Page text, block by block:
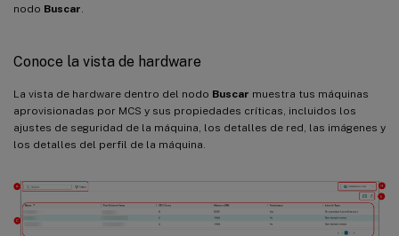
nodo Buscar
Conoce la vista de hardware
La vista de hardware dentro del nodo Buscar muestra tus máquinas
aprovisionadas por MCS y sus propiedades críticas, incluidos los
ajustes de seguridad de la máquina, los detalles de red, las imágenes y
los detalles del perfil de la máquina.